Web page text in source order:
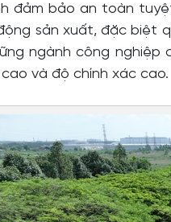
đảm bảo an toàn
sản xuất, đặc biệt
ngành công nghiệp
và độ chính xác cao.